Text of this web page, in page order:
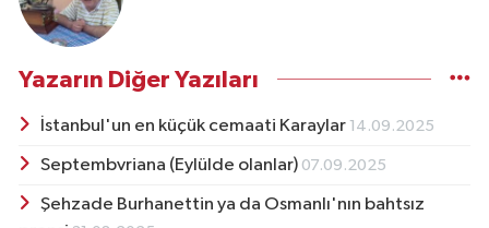
Yazarın Diğer Yazıları
İstanbul'un en küçük cemaati Karaylar 14.09.2025
Septembvriana (Eylülde olanlar) 07.09.2025
Şehzade Burhanettin ya da Osmanlı'nın bahtsız